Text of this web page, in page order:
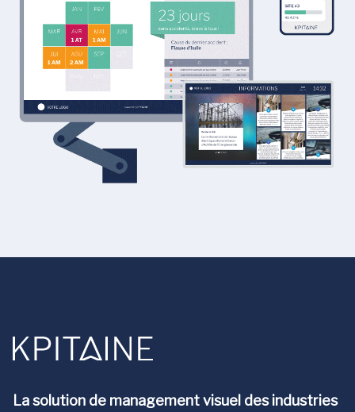
La solution de management visuel des industries